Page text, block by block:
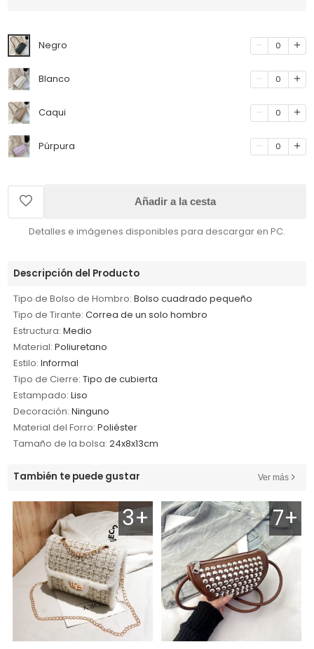
Negro 0
Blanco 0
Caqui 0
Púrpura 0
Añadir a la cesta
Detalles e imágenes disponibles para descargar en PC.
Descripción del Producto
Tipo de Bolso de Hombro: Bolso cuadrado pequeño
Tipo de Tirante: Correa de un solo hombro
Estructura: Medio
Material: Poliuretano
Estilo: Informal
Tipo de Cierre: Tipo de cubierta
Estampado: Liso
Decoración: Ninguno
Material del Forro: Poliéster
Tamaño de la bolsa: 24x8x13cm
También te puede gustar Ver más
3+ 7+